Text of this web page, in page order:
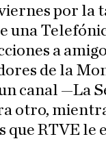
por la
una
a
de la
canal —La
otro,
que RTVE le